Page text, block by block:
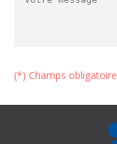
(*) Champs obligatoire